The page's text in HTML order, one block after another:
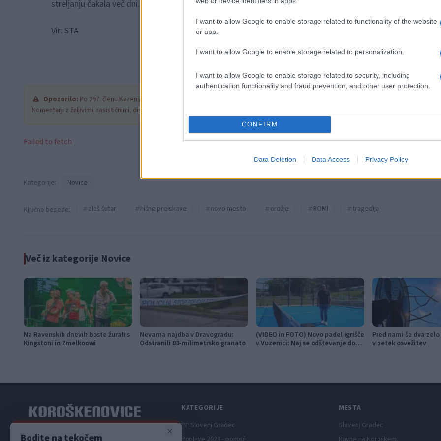
I want to allow Google to enable storage related to functionality of the website
or app.
I want to allow Google to enable storage related to personalization.
I want to allow Google to enable storage related to security, including
authentication functionality and fraud prevention, and other user protection.
CONFIRM
Data Deletion Data Access Privacy Policy
streljanju čakala več dni.
Vir: STA
Opozorilo: Po 297. členu Kazenskega zakonika je posameznik kazensko odgovoren za javno spodbujanje sovraštva, nasilja ali
Komentarji z žaljivimi, rasističnimi, diskriminatornimi ali nezakonitimi vsebinami bodo odstranjeni.
Failed to fetch
Kategorije: Novice
Ključne besede: aleš šutar hišne preiskave novo mesto orožje ROMI tragedija
Več iz kategorije Novice
Na Ravenskih dnevih boste žurali s
Kingstoni in Zmelkoowi
Nevarna najdba v Dravogradu:
Odstranili 88-milimetrsko granato
(VIDEO in FOTO) Novo padel igrišče
v Vuzenici: Naj se odštevanje do
Pred nami še dva
v petek osvežitev
Spletni medij koroških dogodkov.
KATEGORIJE
PP Slovenj Gradec
Poplave 2023 - pomoč
MESTA
Slovenj Gradec
Ravne na Koroškem
×
Bodite na tekočem